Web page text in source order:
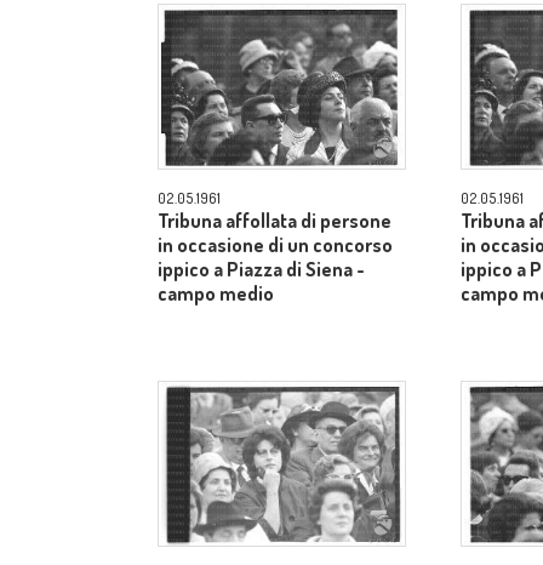
02.05.1961
Tribuna affollata di persone
in occasione di un concorso
ippico a Piazza di Siena -
campo medio
02.05.1961
Tribuna
in
ippico a
campo